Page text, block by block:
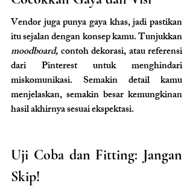
Vendor juga punya gaya khas, jadi pastikan
moodboard, contoh dekorasi, atau referensi
dari Pinterest untuk menghindari
miskomunikasi. Semakin detail kamu
menjelaskan, semakin besar kemungkinan
hasil akhirnya sesuai ekspektasi.
Uji Coba dan Fitting: Jangan
Skip!